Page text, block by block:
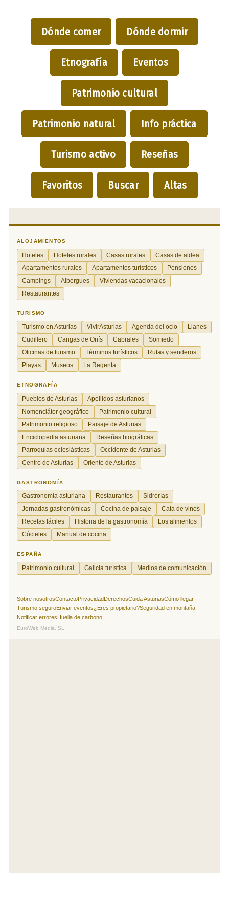
Dónde comer Dónde dormir
Etnografía Eventos
Patrimonio cultural
Patrimonio natural Info práctica
Turismo activo Reseñas
Favoritos Buscar Altas